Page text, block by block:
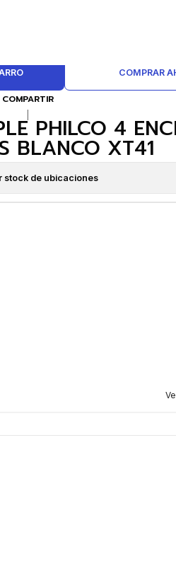
COMPRAR
COMPARTIR
PHILCO 4
BLANCO XT41
stock de ubicaciones